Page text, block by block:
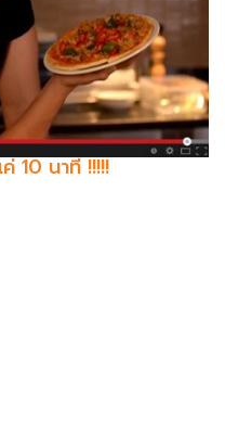
10 นาที !!!!!